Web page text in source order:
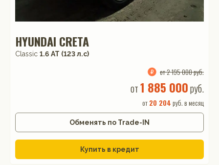
HYUNDAI CRETA
Classic 1.6 АТ (123 л.с)
от 2 195 000 руб.
от1 885 000руб.
от20 204 руб. в месяц
Обменять по Trade-IN
Купить в кредит